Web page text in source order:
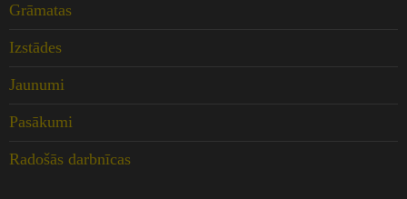
Grāmatas
Izstādes
Jaunumi
Pasākumi
Radošās darbnīcas